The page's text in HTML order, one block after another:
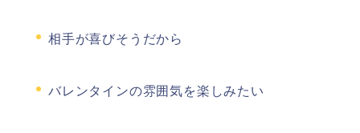
相手が喜びそうだから
バレンタインの雰囲気を楽しみたい